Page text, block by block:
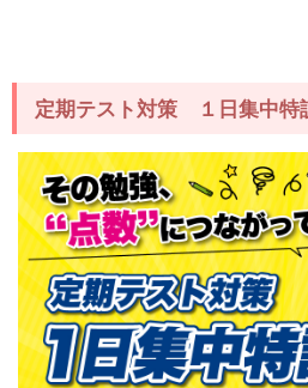
定期テスト対策 １日集中特